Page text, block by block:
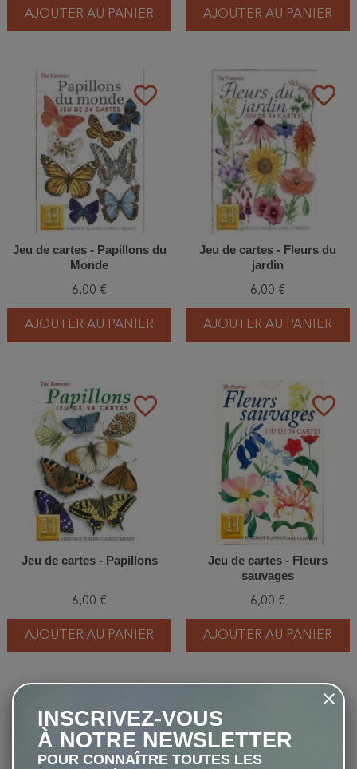
AJOUTER AU PANIER AJOUTER AU PANIER
favorite_border
Jeu de cartes - Papillons du
Monde
6,00 €
AJOUTER AU PANIER
favorite_border
Jeu de cartes - Fleurs du
jardin
6,00 €
AJOUTER AU PANIER
favorite_border
Jeu de cartes - Papillons
6,00 €
AJOUTER AU PANIER
favorite_border
Jeu de cartes - Fleurs
sauvages
6,00 €
AJOUTER AU PANIER
favorite_border
INSCRIVEZ-VOUS
À NOTRE NEWSLETTER
POUR CONNAÎTRE TOUTES LES